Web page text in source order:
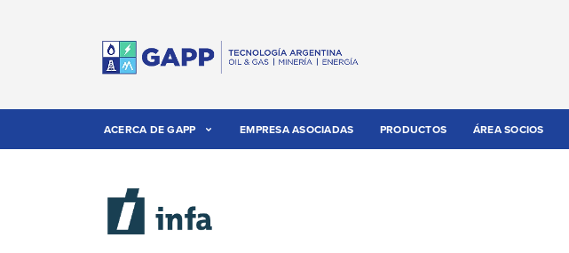
ACERCA DE GAPP EMPRESA ASOCIADAS PRODUCTOS ÁREA SOCIOS